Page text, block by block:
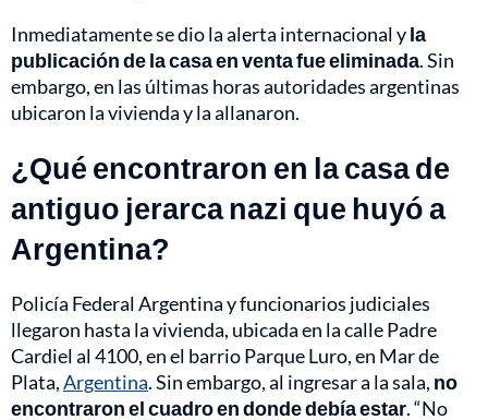
Inmediatamente se dio la alerta internacional yla
publicación de la casa en venta fue eliminada. Sin
embargo, en las últimas horas autoridades argentinas
ubicaron la vivienda y la allanaron.
¿Qué encontraron en la casa de
antiguo jerarca nazi que huyó a
Argentina?
Policía Federal Argentina y funcionarios judiciales
llegaron hasta la vivienda, ubicada en la calle Padre
Cardiel al 4100, en el barrio Parque Luro, en Mar de
Plata,Argentina. Sin embargo, al ingresar a la sala, no
encontraron el cuadro en donde debía estar. “No